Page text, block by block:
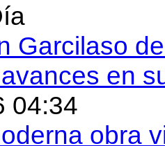
Garcilaso
en
04:34
obra